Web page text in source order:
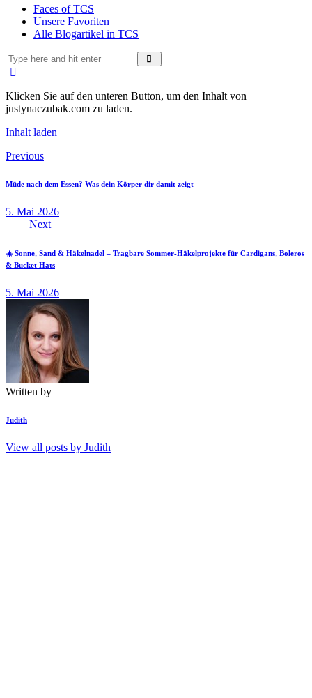
Faces of TCS
Unsere Favoriten
Alle Blogartikel in TCS
Klicken Sie auf den unteren Button, um den Inhalt von
justynaczubak.com zu laden.
Inhalt laden
Beitragsnavigation
Previous
Müde nach dem Essen? Was dein Körper dir damit zeigt
5. Mai 2026
Next
☀️ Sonne, Sand & Häkelnadel – Tragbare Sommer-Häkelprojekte für Cardigans, Boleros
& Bucket Hats
5. Mai 2026
Written by
Judith
View all posts by Judith